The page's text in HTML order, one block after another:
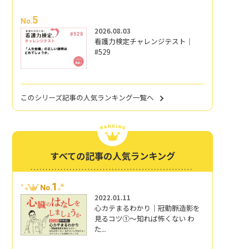
No.5
2026.08.03
看護力検定チャレンジテスト｜
#529
このシリーズ記事の人気ランキング一覧へ
すべての記事の人気ランキング
No.1
2022.01.11
心カテまるわかり｜冠動脈造影を
見るコツ①～知れば怖くない わ
た...